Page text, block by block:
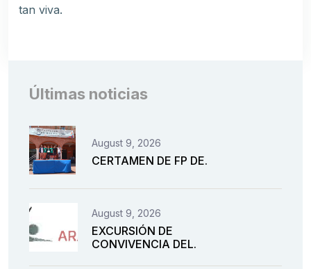
tan viva.
Últimas noticias
August 9, 2026
CERTAMEN DE FP DE.
August 9, 2026
EXCURSIÓN DE
CONVIVENCIA DEL.